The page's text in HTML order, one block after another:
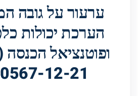
ערעור על גובה
הערכת יכולות
ופוטנציאל
12-21)